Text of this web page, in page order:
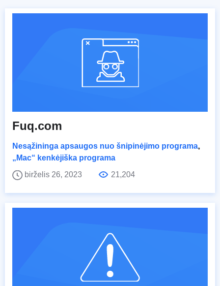
Fuq.com
Nesąžininga apsaugos nuo šnipinėjimo programa,
„Mac“ kenkėjiška programa
birželis 26, 2023
21,204